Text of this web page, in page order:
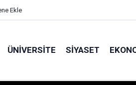
Ekle
ÜNIVERSITE SIYASET